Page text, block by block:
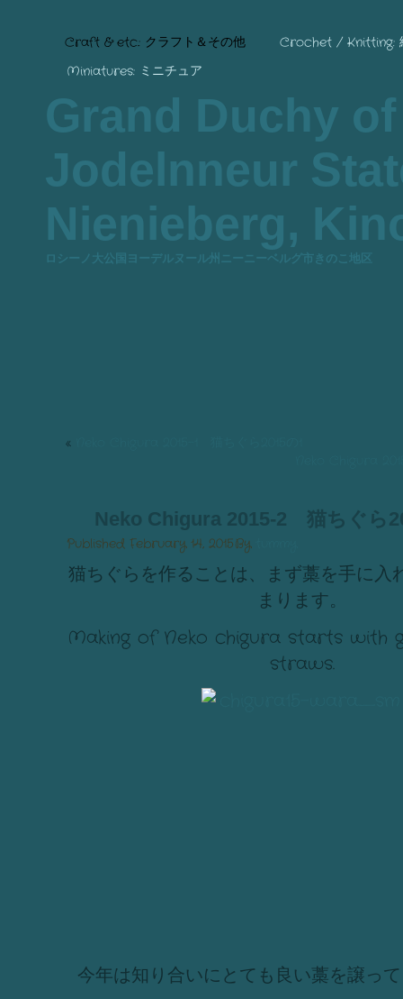
Craft & etc.: クラフト＆その他
Crochet / Knitting:
Miniatures: ミニチュア
Grand Duchy
Jodelnneur
Nienieberg,
ロシーノ大公国ヨーデルヌール州ニーニーベルグ市きのこ地区
«
Neko Chigura 2015-2 猫ちぐら
Published February 14, 2015By
猫ちぐらを作ることは、まず藁を手に入
まります。
Making of Neko chigura starts with
straws.
今年は知り合いにとても良い藁を譲っ